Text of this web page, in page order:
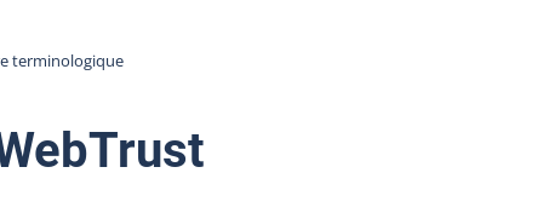
terminologique